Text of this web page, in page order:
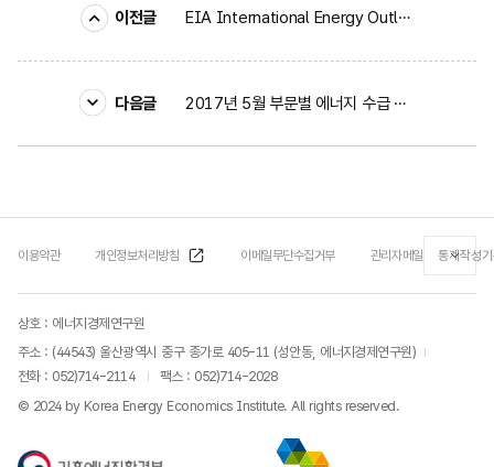
이전글 EIA International Energy Outlook 2017 요약
다음글 2017년 5월 부문별 에너지 수급 동향
이용약관 개인정보처리방침 이메일무단수집거부 관리자메일 통계작성
상호 : 에너지경제연구원
주소 : (44543) 울산광역시 중구 종가로 405-11 (성안동, 에너지경제연구원)
전화 : 052)714-2114
팩스 : 052)714-2028
© 2024 by Korea Energy Economics Institute. All rights reserved.